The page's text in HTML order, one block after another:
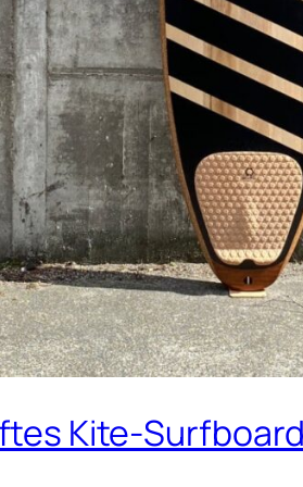
Kite-Surfboard